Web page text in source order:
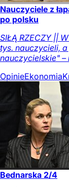
Nauczyciele z
po polsku
SIŁĄ RZECZY ||
tys. nauczycieli,
nauczycielskie" –
OpinieEkonomia
Bednarska 2/4